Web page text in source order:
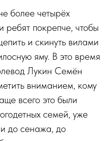
более четырёх
ребят покрепче, чтобы
и скинуть вилами
яму. В это время
Лукин Семён
вниманием, кому
всего это были
семей, уже
до сенажа, до